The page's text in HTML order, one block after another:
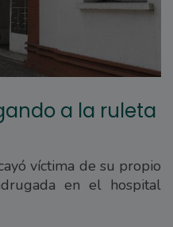
a la ruleta
víctima de su propio
en el hospital